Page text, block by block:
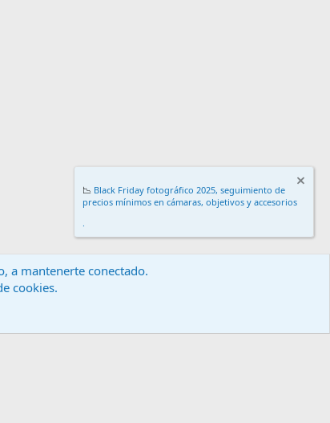
y reglas
📉 Black Friday fotográfico 2025, seguimiento de
precios mínimos en cámaras, objetivos y accesorios
.
a mantenerte conectado.
cookies.